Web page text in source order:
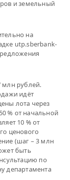
и земельный
на
utp.sberbank-
млн рублей.
идёт
лота через
% от начальной
10 % от
ценового
(шаг – 3 млн
быть
по
департамента